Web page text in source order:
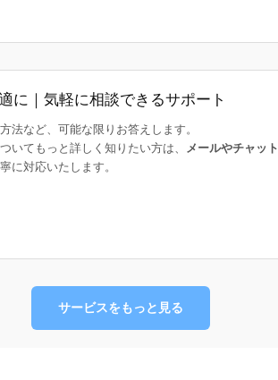
に｜気軽に相談できるサポート
法など、可能な限りお答えします。
いてもっと詳しく知りたい方は、 メールやチャッ
に対応いたします。
サービスをもっと見る